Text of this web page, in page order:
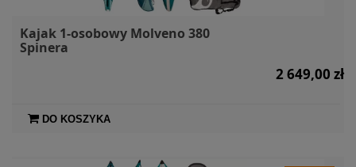
Kajak 1-osobowy Molveno 380
Spinera
2 649,00 zł
DO KOSZYKA